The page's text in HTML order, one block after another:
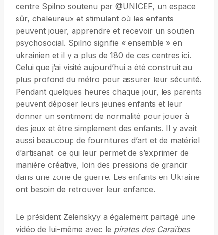
centre Spilno soutenu par @UNICEF, un espace
sûr, chaleureux et stimulant où les enfants
peuvent jouer, apprendre et recevoir un soutien
psychosocial. Spilno signifie « ensemble » en
ukrainien et il y a plus de 180 de ces centres ici.
Celui que j’ai visité aujourd’hui a été construit au
plus profond du métro pour assurer leur sécurité.
Pendant quelques heures chaque jour, les parents
peuvent déposer leurs jeunes enfants et leur
donner un sentiment de normalité pour jouer à
des jeux et être simplement des enfants. Il y avait
aussi beaucoup de fournitures d’art et de matériel
d’artisanat, ce qui leur permet de s’exprimer de
manière créative, loin des pressions de grandir
dans une zone de guerre. Les enfants en Ukraine
ont besoin de retrouver leur enfance.
Le président Zelenskyy a également partagé une
vidéo de lui-même avec le pirates des Caraïbes